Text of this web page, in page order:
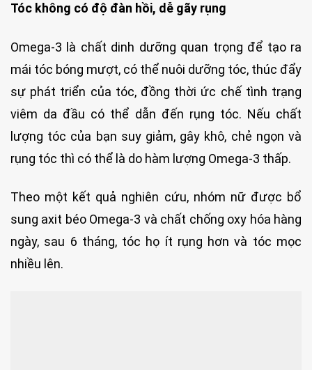
Tóc không có độ đàn hồi, dễ gãy rụng
Omega-3 là chất dinh dưỡng quan trọng để tạo ra
mái tóc bóng mượt, có thể nuôi dưỡng tóc, thúc đẩy
sự phát triển của tóc, đồng thời ức chế tình trạng
viêm da đầu có thể dẫn đến rụng tóc. Nếu chất
lượng tóc của bạn suy giảm, gây khô, chẻ ngọn và
rụng tóc thì có thể là do hàm lượng Omega-3 thấp.
Theo một kết quả nghiên cứu, nhóm nữ được bổ
sung axit béo Omega-3 và chất chống oxy hóa hàng
ngày, sau 6 tháng, tóc họ ít rụng hơn và tóc mọc
nhiều lên.